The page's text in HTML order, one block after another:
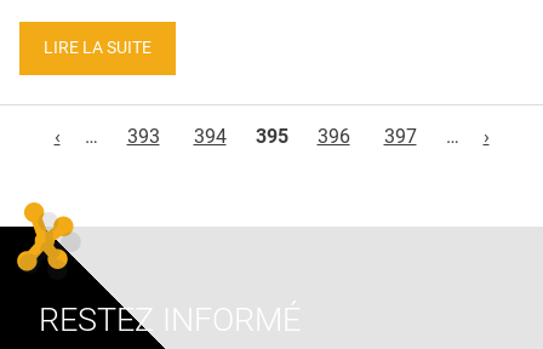
LIRE LA SUITE
‹
… 393 394 395 396 397 … ›
RESTEZ INFORMÉ